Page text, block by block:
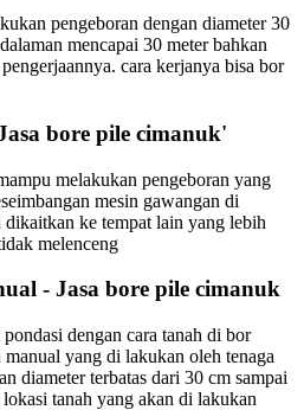
pengeboran dengan diameter 30
mencapai 30 meter bahkan
cara kerjanya bisa bor
bore pile cimanuk'
melakukan pengeboran yang
mesin gawangan di
ke tempat lain yang lebih
melenceng
- Jasa bore pile cimanuk
dengan cara tanah di bor
manual yang di lakukan oleh tenaga
diameter terbatas dari 30 cm sampai
tanah yang akan di lakukan